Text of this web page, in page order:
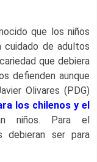
que los niños
de adultos
que debiera
defienden aunque
Olivares (PDG)
los chilenos y el
niños. Para el
debieran ser para